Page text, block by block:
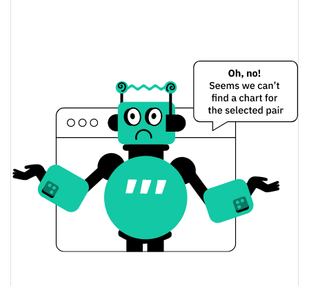
$0,0000078528367 /
$0,0000078601587
Apertura/cierre de ayer
$0,0000078528367 /
$0,0000078601587
Cambio de ayer
Volumen de ayer $34,911697
Historial de precios de sa1t